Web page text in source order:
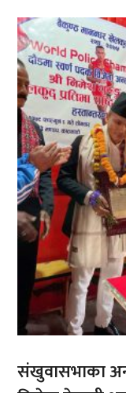
संखुवासभाका